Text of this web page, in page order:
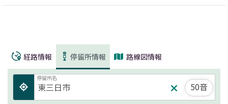
経路情報 停留所情報 路線図情報
停留所名
50音